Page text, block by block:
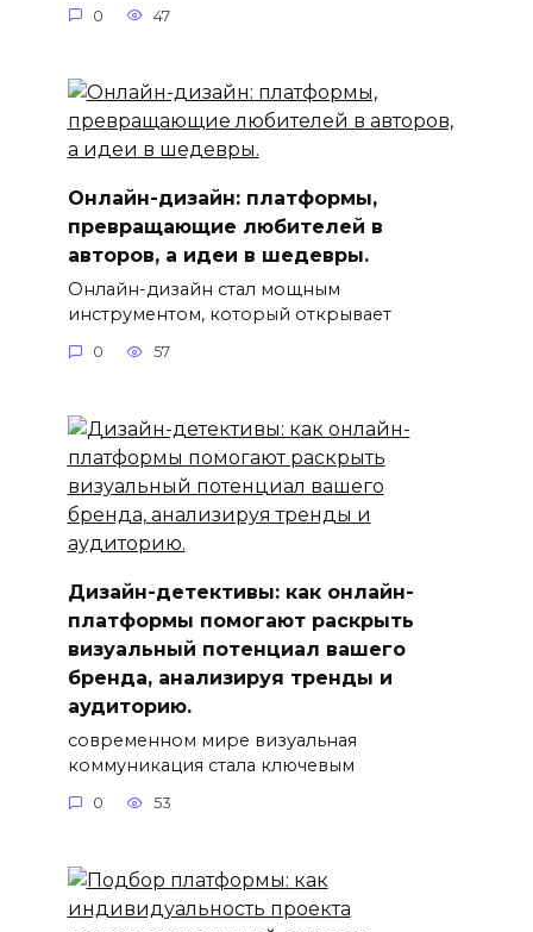
0 47
Онлайн-дизайн: платформы,
превращающие любителей в
авторов, а идеи в шедевры.
Онлайн-дизайн стал мощным
инструментом, который открывает
0 57
Дизайн-детективы: как онлайн-
платформы помогают раскрыть
визуальный потенциал вашего
бренда, анализируя тренды и
аудиторию.
современном мире визуальная
коммуникация стала ключевым
0 53